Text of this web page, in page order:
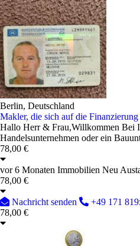
Berlin, Deutschland
Makler, die sich auf die
Hallo Herr & Frau,Willkommen Bei
Handelsunternehmen oder ein
78,00 €
vor 6 Monaten Immobilien Neu
78,00 €
Nachricht senden
+49 171
78,00 €